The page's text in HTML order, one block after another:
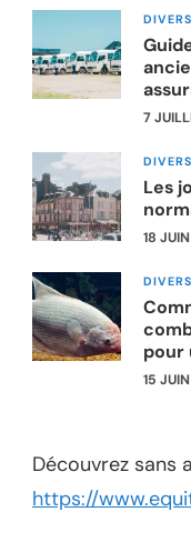
DIVERS
7
DIVERS
Les
18
DIVERS
pour
15
Découvrez sans
https://